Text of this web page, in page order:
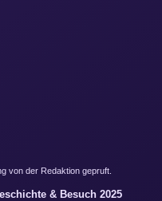
von der Redaktion gepruft.
& Besuch 2025